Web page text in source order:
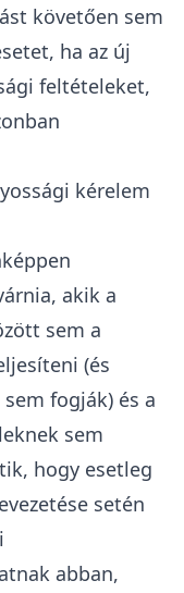
követően sem
ha az új
feltételeket,
kérelem
akik a
sem a
(és
fogják) és a
sem
hogy esetleg
setén
abban,